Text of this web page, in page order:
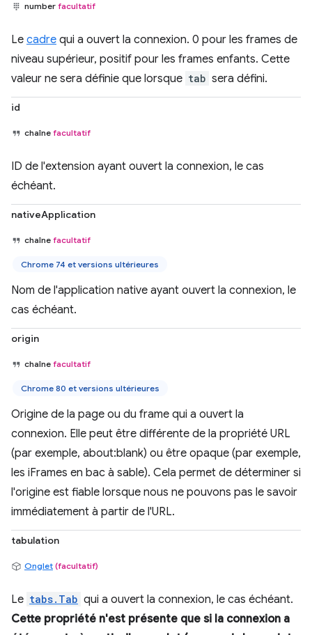
number facultatif
Le cadre qui a ouvert la connexion. 0 pour les frames de
niveau supérieur, positif pour les frames enfants. Cette
valeur ne sera définie que lorsque tab sera défini.
id
chaîne facultatif
ID de l'extension ayant ouvert la connexion, le cas
échéant.
nativeApplication
chaîne facultatif
Chrome 74 et versions ultérieures
Nom de l'application native ayant ouvert la connexion, le
cas échéant.
origin
chaîne facultatif
Chrome 80 et versions ultérieures
Origine de la page ou du frame qui a ouvert la
connexion. Elle peut être différente de la propriété URL
(par exemple, about:blank) ou être opaque (par exemple,
les iFrames en bac à sable). Cela permet de déterminer si
l'origine est fiable lorsque nous ne pouvons pas le savoir
immédiatement à partir de l'URL.
tabulation
Onglet (facultatif)
Le tabs.Tab qui a ouvert la connexion, le cas échéant.
Cette propriété n'est présente que si la connexion a